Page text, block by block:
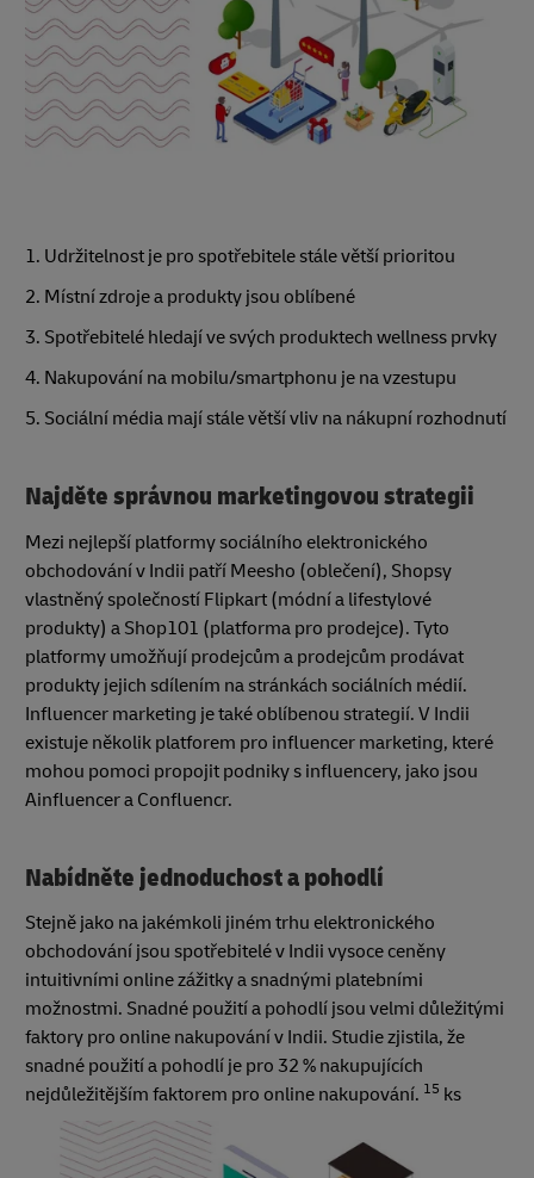
1. Udržitelnost je pro spotřebitele stále větší prioritou
2. Místní zdroje a produkty jsou oblíbené
3. Spotřebitelé hledají ve svých produktech wellness prvky
4. Nakupování na mobilu/smartphonu je na vzestupu
5. Sociální média mají stále větší vliv na nákupní rozhodnutí
Najděte správnou marketingovou strategii
Mezi nejlepší platformy sociálního elektronického
obchodování v Indii patří Meesho (oblečení), Shopsy
vlastněný společností Flipkart (módní a lifestylové
produkty) a Shop101 (platforma pro prodejce). Tyto
platformy umožňují prodejcům a prodejcům prodávat
produkty jejich sdílením na stránkách sociálních médií.
Influencer marketing je také oblíbenou strategií. V Indii
existuje několik platforem pro influencer marketing, které
mohou pomoci propojit podniky s influencery, jako jsou
Ainfluencer a Confluencr.
Nabídněte jednoduchost a pohodlí
Stejně jako na jakémkoli jiném trhu elektronického
obchodování jsou spotřebitelé v Indii vysoce ceněny
intuitivními online zážitky a snadnými platebními
možnostmi. Snadné použití a pohodlí jsou velmi důležitými
faktory pro online nakupování v Indii. Studie zjistila, že
snadné použití a pohodlí je pro 32 % nakupujících
nejdůležitějším faktorem pro online nakupování. 15 ks